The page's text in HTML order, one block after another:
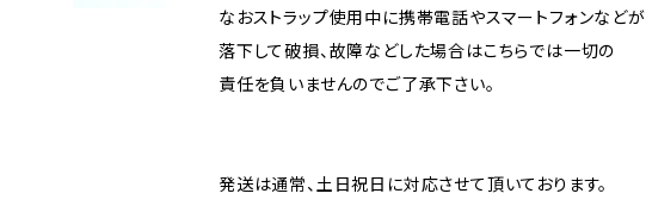
なおストラップ使用中に携帯電話やスマートフォンなどが
落下して破損、故障などした場合はこちらでは一切の
責任を負いませんのでご了承下さい。
発送は通常、土日祝日に対応させて頂いております。